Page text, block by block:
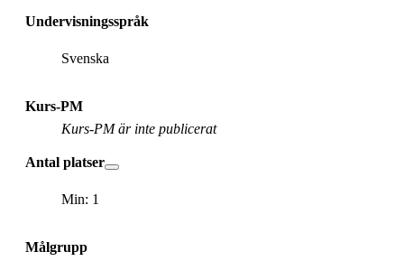
Undervisningsspråk
Svenska
Kurs-PM
Kurs-PM är inte publicerat
Antal platser
Min: 1
Målgrupp